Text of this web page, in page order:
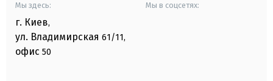
Мы здесь:
г. Киев,
ул. Владимирская 61/11,
офис 50
Мы в соцсетях: